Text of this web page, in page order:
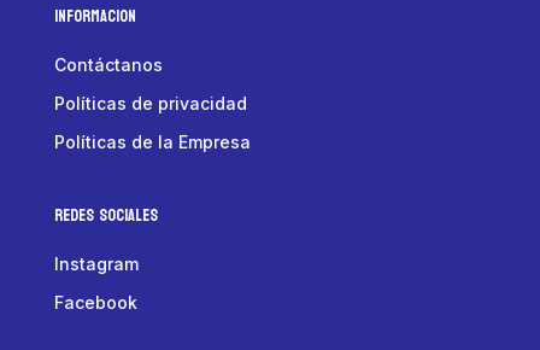
Informacion
Contáctanos
Políticas de privacidad
Políticas de la Empresa
Redes Sociales
Instagram
Facebook